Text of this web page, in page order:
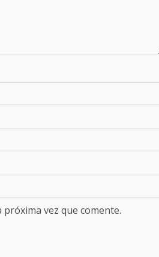
vez que comente.